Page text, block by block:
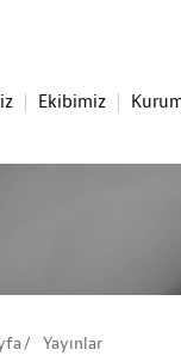
Ekibimiz
Yayınlar